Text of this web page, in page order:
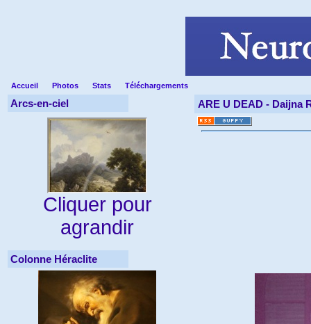
Accueil Photos Stats Téléchargements
Arcs-en-ciel
Cliquer pour
agrandir
Colonne Héraclite
ARE U DEAD - Daijna